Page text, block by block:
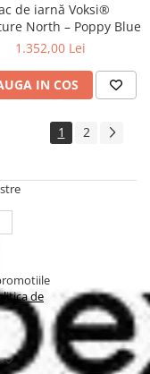
de iarnă Voksi®
North – Poppy Blue
1.352,00 Lei
IN COS
1 2
de